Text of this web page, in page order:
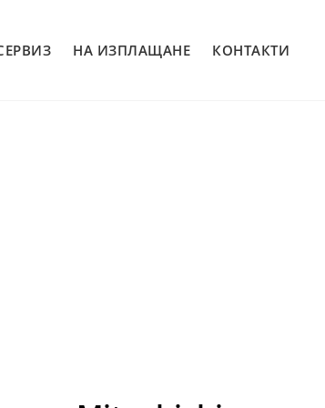
НА ИЗПЛАЩАНЕ КОНТАКТИ